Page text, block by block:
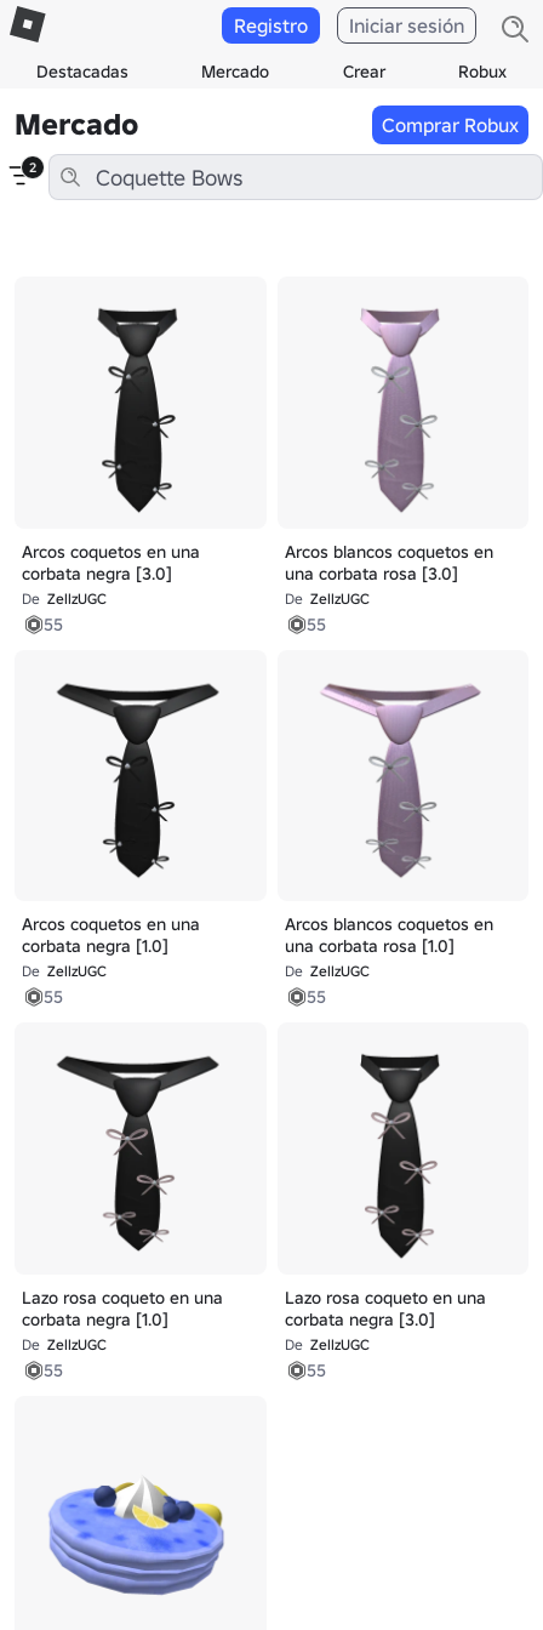
Destacadas Mercado Crear Robux
Registro Iniciar sesión
Mercado Comprar Robux
2
Arcos coquetos en una
corbata negra [3.0]
De ZellzUGC
55
Arcos blancos coquetos en
una corbata rosa [3.0]
De ZellzUGC
55
Arcos coquetos en una
corbata negra [1.0]
De ZellzUGC
55
Arcos blancos coquetos en
una corbata rosa [1.0]
De ZellzUGC
55
Lazo rosa coqueto en una
corbata negra [1.0]
De ZellzUGC
55
Lazo rosa coqueto en una
corbata negra [3.0]
De ZellzUGC
55